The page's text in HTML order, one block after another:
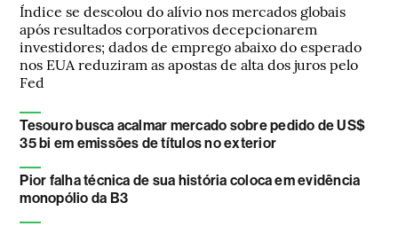
Índice se descolou do alívio nos mercados globais
após resultados corporativos decepcionarem
investidores; dados de emprego abaixo do esperado
nos EUA reduziram as apostas de alta dos juros pelo
Fed
Tesouro busca acalmar mercado sobre pedido de US$
35 bi em emissões de títulos no exterior
Pior falha técnica de sua história coloca em evidência
monopólio da B3